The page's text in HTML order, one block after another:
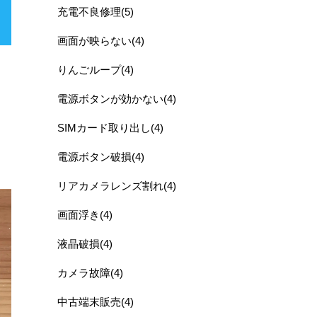
充電不良修理(5)
画面が映らない(4)
りんごループ(4)
電源ボタンが効かない(4)
SIMカード取り出し(4)
電源ボタン破損(4)
リアカメラレンズ割れ(4)
画面浮き(4)
液晶破損(4)
カメラ故障(4)
中古端末販売(4)